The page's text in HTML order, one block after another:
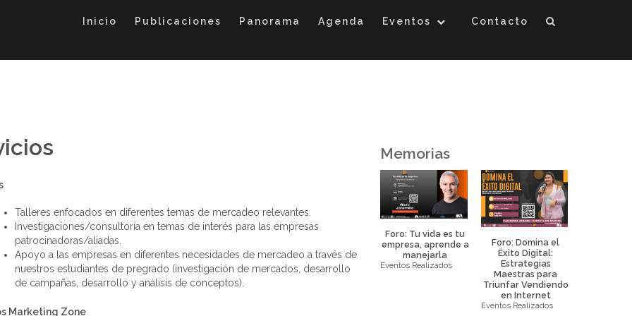
Inicio Publicaciones Panorama Agenda Eventos Contacto
Talleres enfocados en diferentes temas de mercadeo relevantes.
Investigaciones/consultoría en temas de interés para las empresas
patrocinadoras/aliadas.
Apoyo a las empresas en diferentes necesidades de mercadeo a través de
nuestros estudiantes de pregrado (investigación de mercados, desarrollo
de campañas, desarrollo y análisis de conceptos).
Marketing Zone
Memorias
Foro: Identidad
branding define tu
futuro en los
negocios
Eventos Realizados
Foro: Neurociencia
Foro: Tu vida es tu
empresa, aprende a
manejarla
Eventos Realizados
Foro: Domina el
Éxito Digital:
Estrategias
Maestras para
Triunfar Vendiendo
en Internet
Eventos Realizados